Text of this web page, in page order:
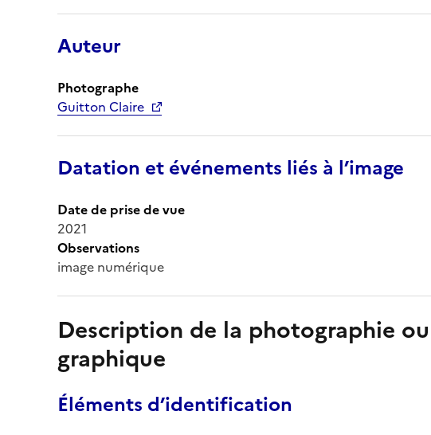
Auteur
Photographe
Guitton Claire
Datation et événements liés à l’image
Date de prise de vue
2021
Observations
image numérique
Description de la photographie
graphique
Éléments d’identification